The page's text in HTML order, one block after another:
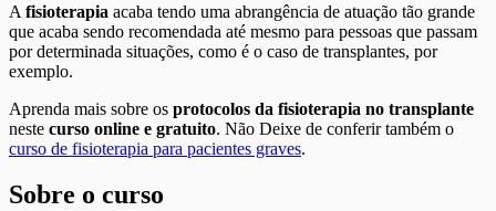
A fisioterapia acaba tendo uma abrangência de atuação tão grande
que acaba sendo recomendada até mesmo para pessoas que passam
por determinada situações, como é o caso de transplantes, por
exemplo.
Aprenda mais sobre os protocolos da fisioterapia no transplante
neste curso online e gratuito. Não Deixe de conferir também o
curso de fisioterapia para pacientes graves.
Sobre o curso